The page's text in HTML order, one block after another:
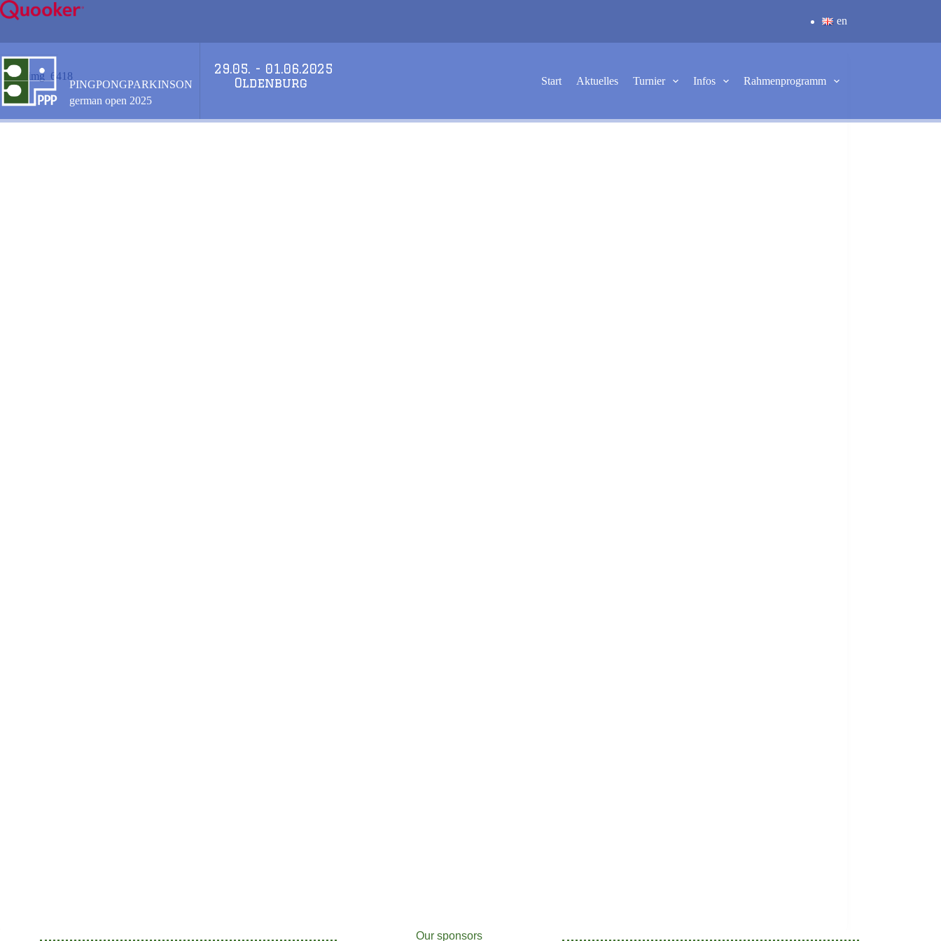
Zum
Inhalt
en
PINGPONGPARKINSON
german open 2025
29.05. - 01.06.2025
Oldenburg
Start Aktuelles Turnier Infos Rahmenprogramm
img_6418
Our sponsors